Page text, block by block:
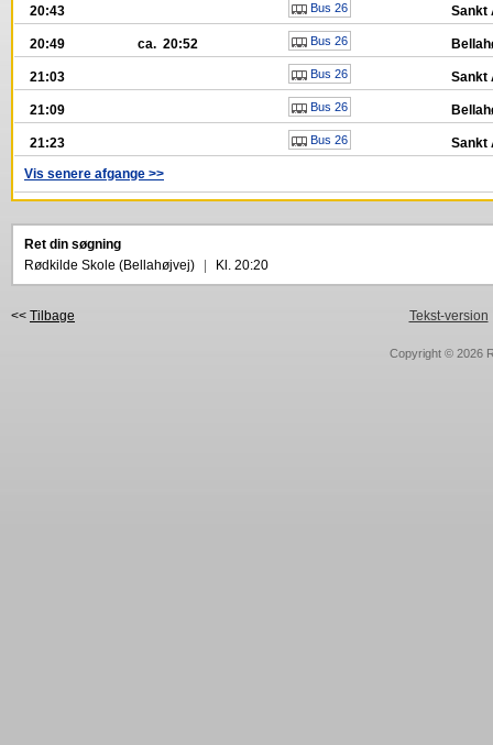
20:43 Bus 26 Sankt
20:49 ca. 20:52 Bus 26
21:03 Bus 26 Sankt
21:09 Bus 26
21:23 Bus 26
Sankt
Vis senere afgange >>
Ret din søgning
Rødkilde Skole (Bellahøjvej)
Kl. 20:20
<< Tilbage Tekst-version
Copyright © 2026